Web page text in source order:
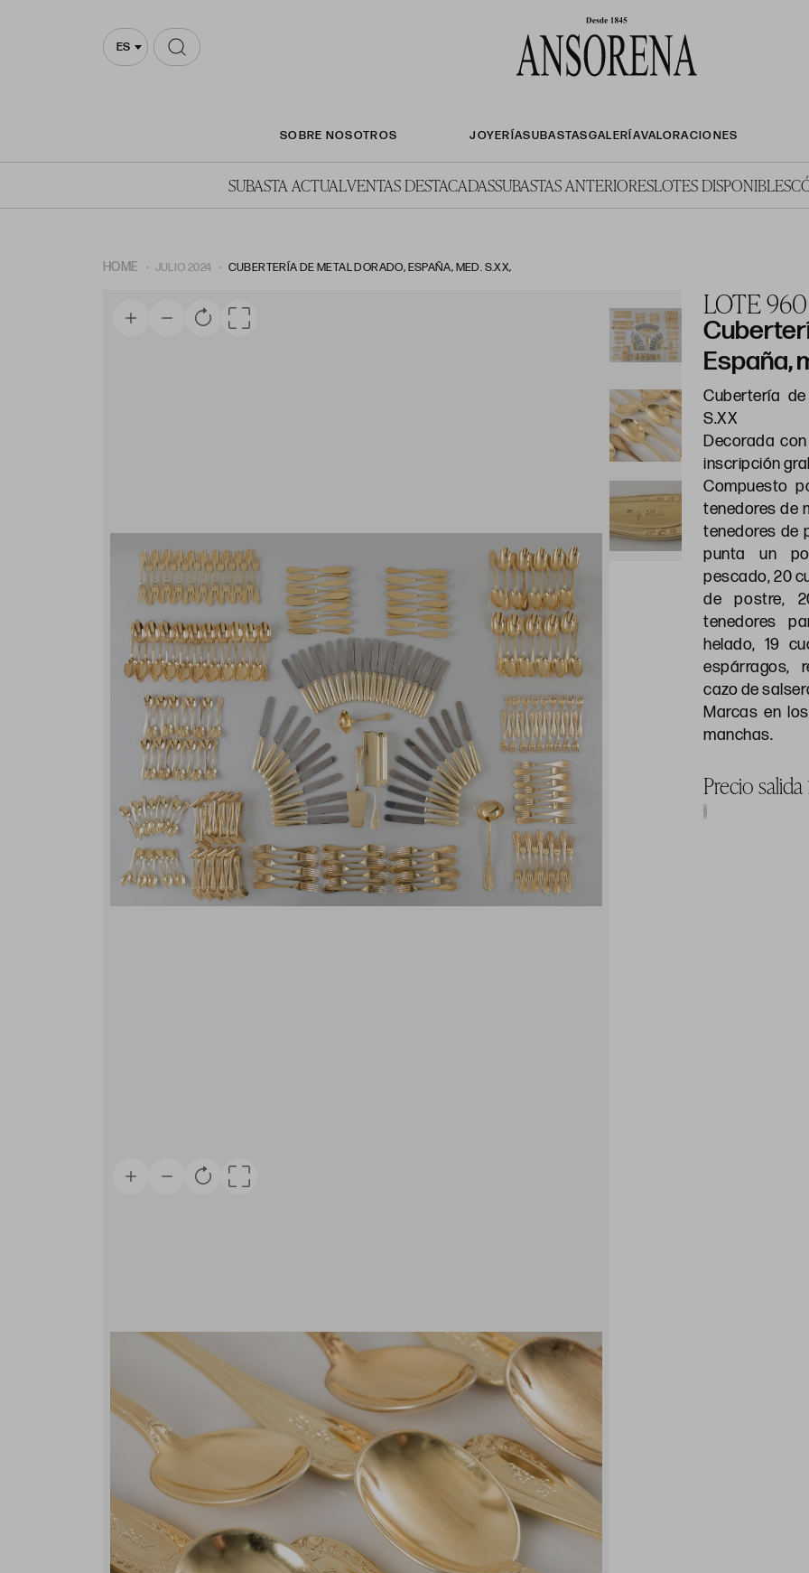
ES
SOBRE NOSOTROS JOYERÍASUBASTASGALERÍAVALORACIONES
SUBASTA ACTUALVENTAS DESTACADASSUBASTAS ANTERIORESLOTES DISPONIBLES
HOME JULIO 2024 CUBERTERÍA DE METAL DORADO, ESPAÑA, MED. S.XX,
LOTE 960
España,
Cubertería
S.XX
Decorada
inscripción
Compuesto
tenedores de
tenedores de
punta un
pescado, 20
de postre,
tenedores
helado, 19
espárragos,
cazo de
Marcas en
manchas.
Precio